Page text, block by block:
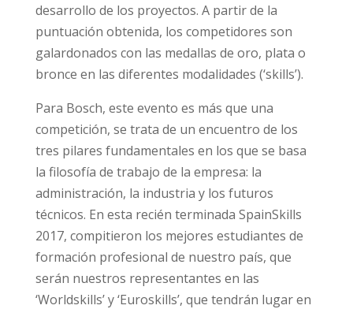
desarrollo de los proyectos. A partir de la
puntuación obtenida, los competidores son
galardonados con las medallas de oro, plata o
bronce en las diferentes modalidades (‘skills’).
Para Bosch, este evento es más que una
competición, se trata de un encuentro de los
tres pilares fundamentales en los que se basa
la filosofía de trabajo de la empresa: la
administración, la industria y los futuros
técnicos. En esta recién terminada SpainSkills
2017, compitieron los mejores estudiantes de
formación profesional de nuestro país, que
serán nuestros representantes en las
‘Worldskills’ y ‘Euroskills’, que tendrán lugar en